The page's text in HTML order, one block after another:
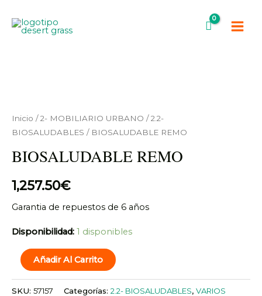
Inicio /2- MOBILIARIO URBANO /2.2-
BIOSALUDABLES / BIOSALUDABLE REMO
BIOSALUDABLE REMO
1,257.50€
Garantia de repuestos de 6 años
Disponibilidad: 1 disponibles
cantidad
Añadir Al Carrito
SKU: 57157 Categorías: 2.2- BIOSALUDABLES, VARIOS